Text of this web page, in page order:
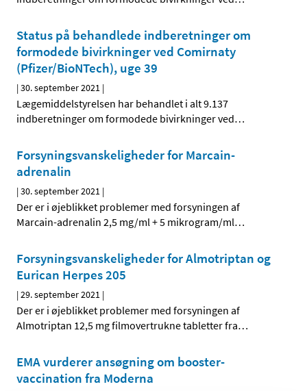
Status på behandlede indberetninger om
formodede bivirkninger ved Comirnaty
(Pfizer/BioNTech), uge 39
|30. september 2021 |
Lægemiddelstyrelsen har behandlet i alt 9.137
indberetninger om formodede bivirkninger ved…
Forsyningsvanskeligheder for Marcain-
adrenalin
|30. september 2021 |
Der er i øjeblikket problemer med forsyningen af
Marcain-adrenalin 2,5 mg/ml + 5 mikrogram/ml…
Forsyningsvanskeligheder for Almotriptan og
Eurican Herpes 205
|29. september 2021 |
Der er i øjeblikket problemer med forsyningen af
Almotriptan 12,5 mg filmovertrukne tabletter fra…
EMA vurderer ansøgning om booster-
vaccination fra Moderna